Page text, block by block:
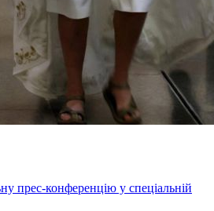
прес-конференцію у спеціальній